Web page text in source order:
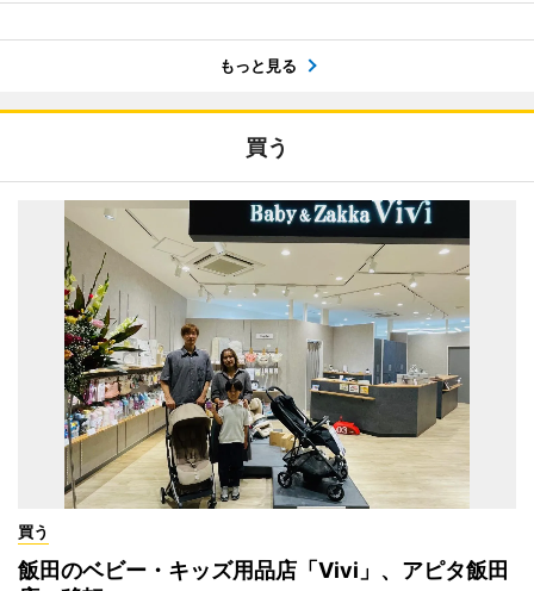
もっと見る
買う
買う
飯田のベビー・キッズ用品店「Vivi」、アピタ飯田